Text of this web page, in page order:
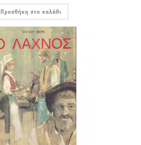
Προσθήκη στο καλάθι